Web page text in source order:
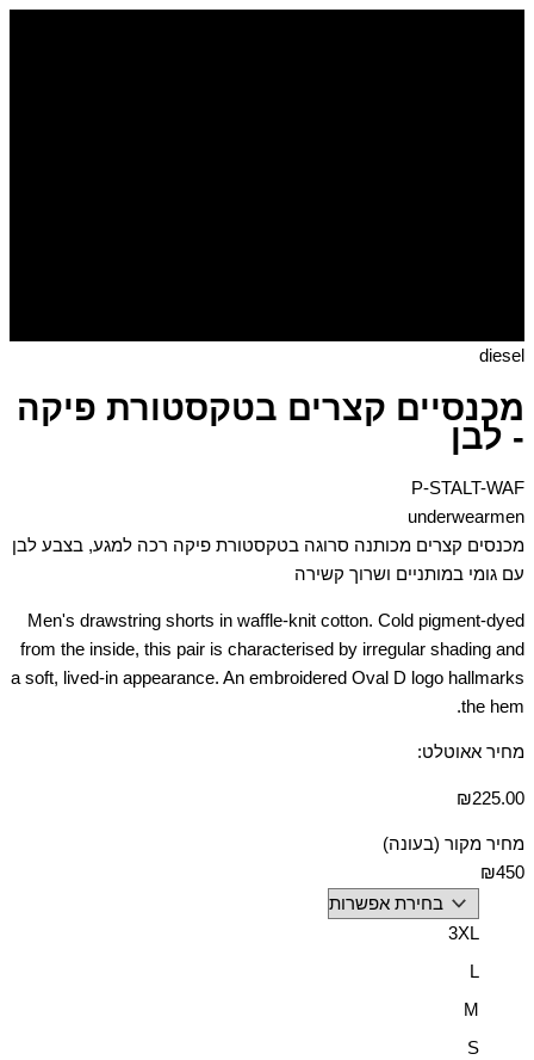
דילוג
diesel
מכנסיים קצרים בטקסטורת פיקה
- לבן
P-STALT-WAF
underwearmen
מכנסים קצרים מכותנה סרוגה בטקסטורת פיקה רכה למגע, בצבע לבן
עם גומי במותניים ושרוך קשירה
Men's drawstring shorts in waffle-knit cotton. Cold pigment-dyed
from the inside, this pair is characterised by irregular shading and
a soft, lived-in appearance. An embroidered Oval D logo hallmarks
the hem.
מחיר אאוטלט:
₪225.00
מחיר מקור (בעונה)
₪450
3XL
L
M
S
כמות